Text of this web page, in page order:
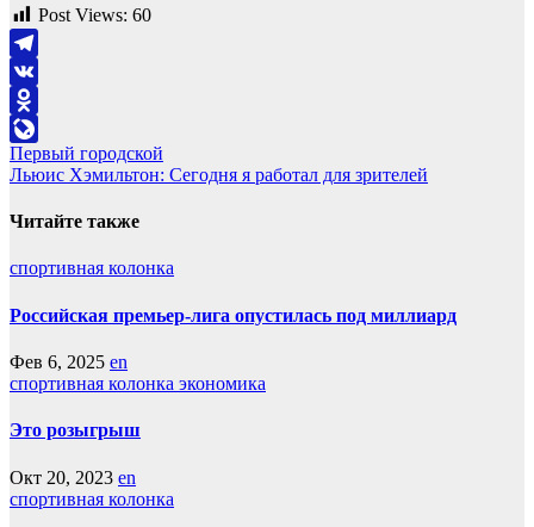
Post Views: 60
Telegram
VK
Odnoklassniki
LiveJournal
Навигация
по
записям
Первый городской
Льюис Хэмильтон: Сегодня я работал для зрителей
Читайте также
спортивная колонка
Российская премьер-лига опустилась под миллиард
Фев 6, 2025 en
спортивная колонка экономика
Это розыгрыш
Окт 20, 2023 en
спортивная колонка